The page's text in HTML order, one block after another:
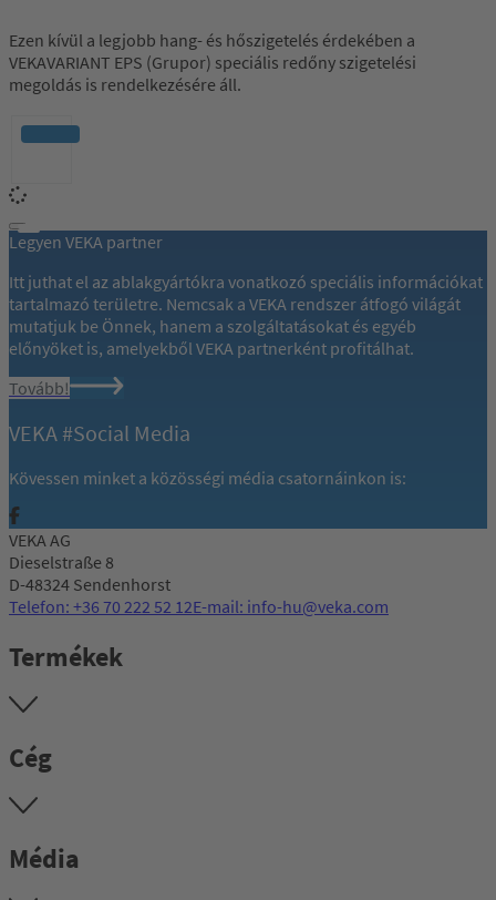
Ezen kívül a legjobb hang- és hőszigetelés érdekében a
VEKAVARIANT EPS (Grupor) speciális redőny szigetelési
megoldás is rendelkezésére áll.
Legyen VEKA partner
Itt juthat el az ablakgyártókra vonatkozó speciális információkat
tartalmazó területre. Nemcsak a VEKA rendszer átfogó világát
mutatjuk be Önnek, hanem a szolgáltatásokat és egyéb
előnyöket is, amelyekből VEKA partnerként profitálhat.
Tovább!
VEKA #Social Media
Kövessen minket a közösségi média csatornáinkon is:
VEKA AG
Dieselstraße 8
D-48324 Sendenhorst
Telefon: +36 70 222 52 12E-mail: info-hu@veka.com
Termékek
Cég
Média